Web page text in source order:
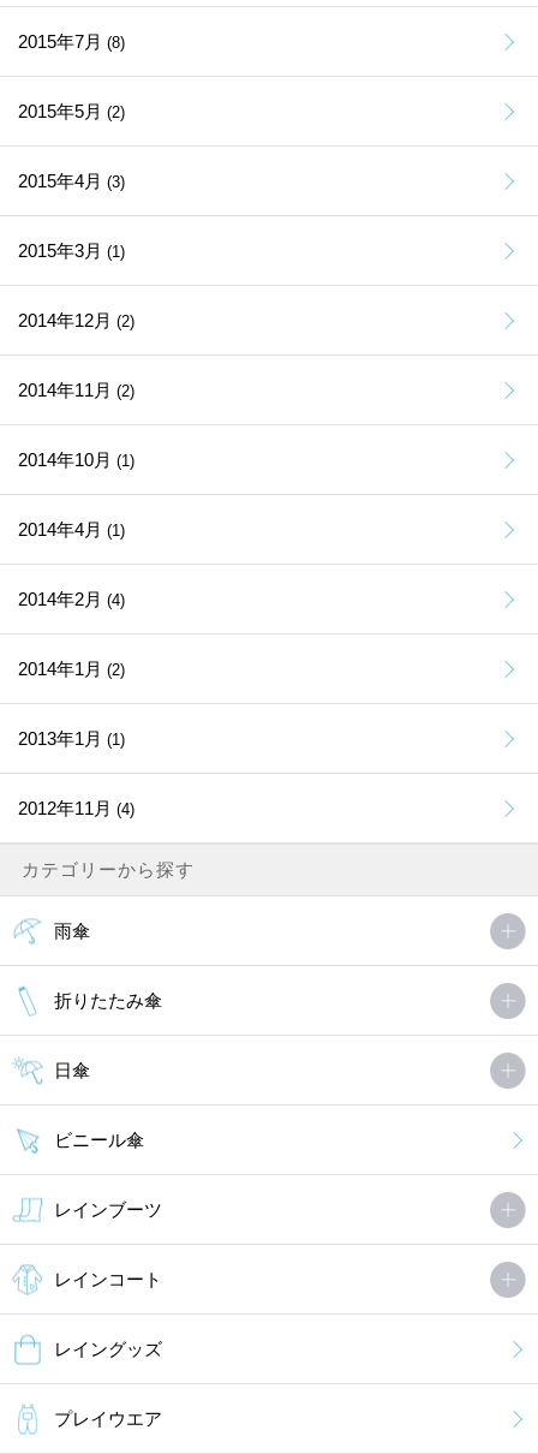
2015年7月 (8)
2015年5月 (2)
2015年4月 (3)
2015年3月 (1)
2014年12月 (2)
2014年11月 (2)
2014年10月 (1)
2014年4月 (1)
2014年2月 (4)
2014年1月 (2)
2013年1月 (1)
2012年11月 (4)
カテゴリーから探す
雨傘
折りたたみ傘
日傘
ビニール傘
レインブーツ
レインコート
レイングッズ
プレイウエア